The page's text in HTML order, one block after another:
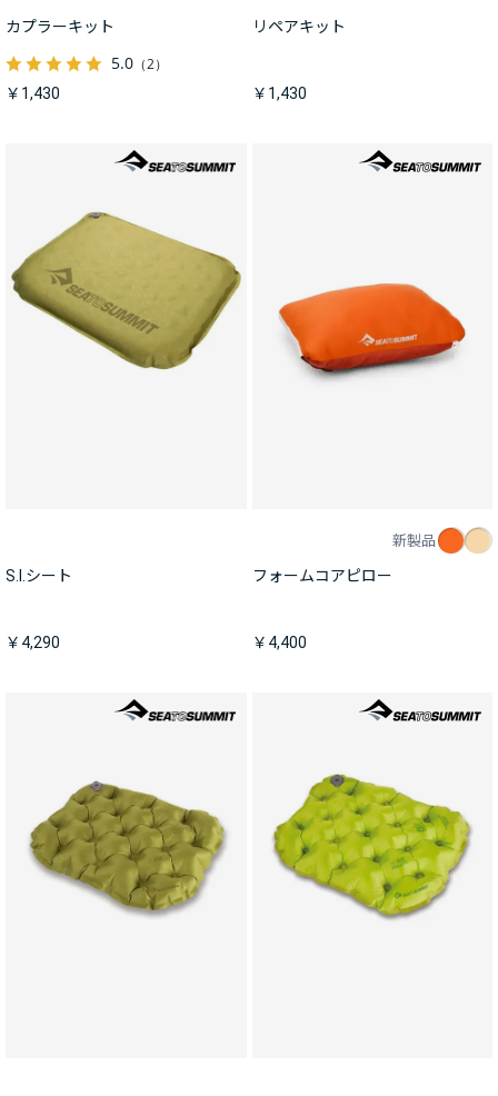
カプラーキット
5.0 （2）
￥1,430
リペアキット
￥1,430
S.I.シート
￥4,290
新製品
フォームコアピロー
￥4,400